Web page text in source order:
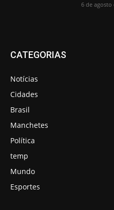
6 de agosto
CATEGORIAS
Notícias
Cidades
Brasil
Manchetes
Política
temp
Mundo
Esportes